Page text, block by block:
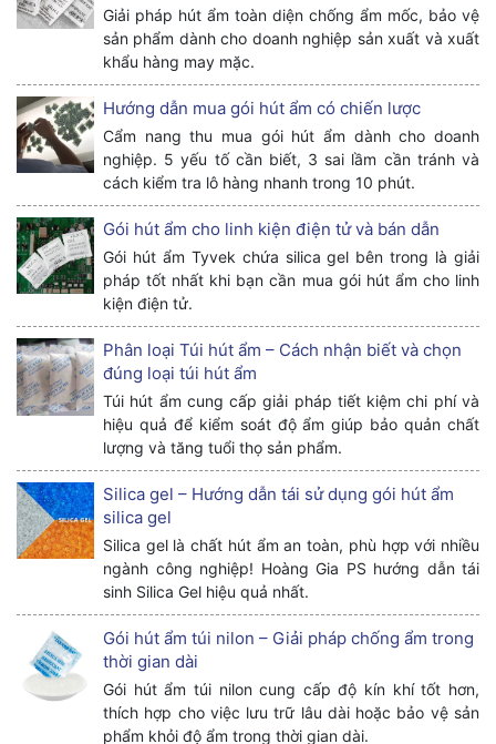
Giải pháp hút ẩm toàn diện chống ẩm mốc, bảo vệ
sản phẩm dành cho doanh nghiệp sản xuất và xuất
khẩu hàng may mặc.
Hướng dẫn mua gói hút ẩm có chiến lược
Cẩm nang thu mua gói hút ẩm dành cho doanh
nghiệp. 5 yếu tố cần biết, 3 sai lầm cần tránh và
cách kiểm tra lô hàng nhanh trong 10 phút.
Gói hút ẩm cho linh kiện điện tử và bán dẫn
Gói hút ẩm Tyvek chứa silica gel bên trong là giải
pháp tốt nhất khi bạn cần mua gói hút ẩm cho linh
kiện điện tử.
Phân loại Túi hút ẩm – Cách nhận biết và chọn
đúng loại túi hút ẩm
Túi hút ẩm cung cấp giải pháp tiết kiệm chi phí và
hiệu quả để kiểm soát độ ẩm giúp bảo quản chất
lượng và tăng tuổi thọ sản phẩm.
Silica gel – Hướng dẫn tái sử dụng gói hút ẩm
silica gel
Silica gel là chất hút ẩm an toàn, phù hợp với nhiều
ngành công nghiệp! Hoàng Gia PS hướng dẫn tái
sinh Silica Gel hiệu quả nhất.
Gói hút ẩm túi nilon – Giải pháp chống ẩm trong
thời gian dài
Gói hút ẩm túi nilon cung cấp độ kín khí tốt hơn,
thích hợp cho việc lưu trữ lâu dài hoặc bảo vệ sản
phẩm khỏi độ ẩm trong thời gian dài.